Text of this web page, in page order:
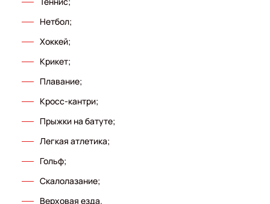
Нетбол;
Хоккей;
Крикет;
Плавание;
Кросс-кантри;
Прыжки на батуте;
Легкая атлетика;
Гольф;
Скалолазание;
Верховая езда.